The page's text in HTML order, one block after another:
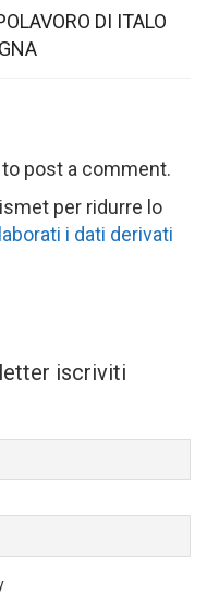
DI ITALO
to post a comment.
per ridurre lo
i dati derivati
iscriviti